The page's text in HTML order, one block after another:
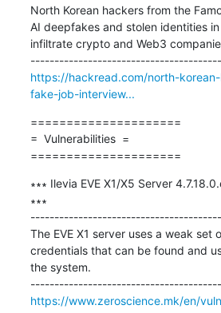
North Korean hackers from the
AI deepfakes and stolen identities
infiltrate crypto and Web3
https://hackread.com/north-
fake-job-interview...
=====================
=  Vulnerabilities  =
=====================
∗∗∗ Ilevia EVE X1/X5 Server
∗∗∗
The EVE X1 server uses a weak
credentials that can be found and
the system.
https://www.zeroscience.mk/en/